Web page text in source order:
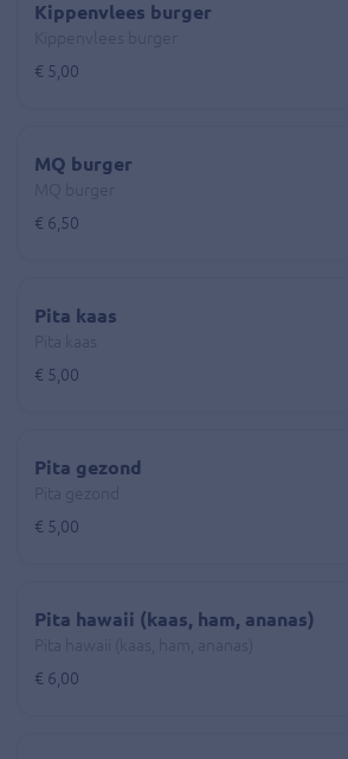
Kippenvlees burger
€ 5,00
MQ burger
€ 6,50
Pita kaas
€ 5,00
Pita gezond
€ 5,00
Pita hawaii (kaas, ham, ananas)
€ 6,00